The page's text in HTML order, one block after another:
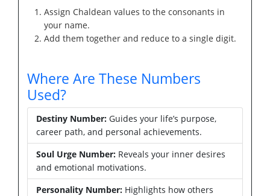
Assign Chaldean values to the consonants in
your name.
Add them together and reduce to a single digit.
Where Are These Numbers
Used?
Destiny Number: Guides your life’s purpose,
career path, and personal achievements.
Soul Urge Number: Reveals your inner desires
and emotional motivations.
Personality Number: Highlights how others